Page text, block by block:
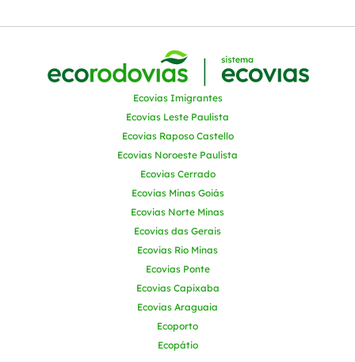
Ecovias Imigrantes
Ecovias Leste Paulista
Ecovias Raposo Castello
Ecovias Noroeste Paulista
Ecovias Cerrado
Ecovias Minas Goiás
Ecovias Norte Minas
Ecovias das Gerais
Ecovias Rio Minas
Ecovias Ponte
Ecovias Capixaba
Ecovias Araguaia
Ecoporto
Ecopátio